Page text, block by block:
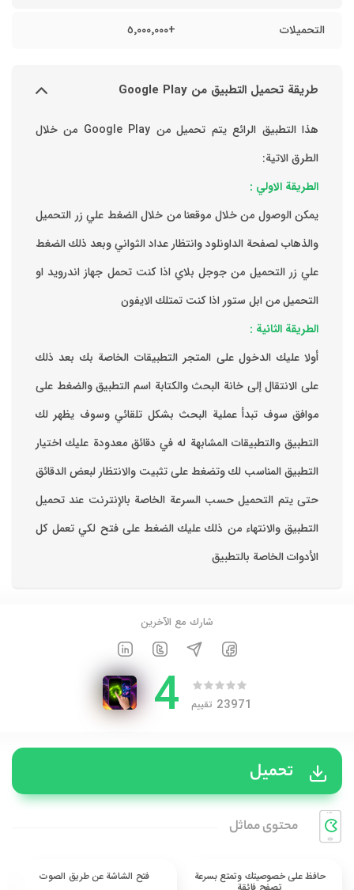
التحميلات +٥٬٠٠٠٬٠٠٠
طريقة تحميل التطبيق من Google Play
هذا التطبيق الرائع يتم تحميل من Google Play من خلال
الطرق الاتية:
الطريقة الاولي :
يمكن الوصول من خلال موقعنا من خلال الضغط علي زر التحميل
والذهاب لصفحة الداونلود وانتظار عداد الثواني وبعد ذلك الضغط
علي زر التحميل من جوجل بلاي اذا كنت تحمل جهاز اندرويد او
التحميل من ابل ستور اذا كنت تمتلك الايفون
الطريقة الثانية :
‏أولا عليك الدخول على المتجر التطبيقات الخاصة بك ‏بعد ذلك
على الانتقال إلى خانة البحث والكتابة اسم التطبيق والضغط على
موافق ‏سوف تبدأ عملية البحث بشكل تلقائي وسوف يظهر لك
التطبيق والتطبيقات المشابهة له في دقائق معدودة ‏عليك اختيار
التطبيق المناسب لك وتضغط على تثبيت والانتظار لبعض الدقائق
حتى يتم التحميل حسب السرعة الخاصة بالإنترنت ‏عند تحميل
التطبيق والانتهاء من ذلك عليك الضغط على فتح لكي تعمل كل
الأدوات الخاصة بالتطبيق
شارك مع الآخرين
23971 تقييم 4
تحميل
محتوی مماثل
حافظ على خصوصيتك وتمتع بسرعة فتح الشاشة عن طريق الصوت